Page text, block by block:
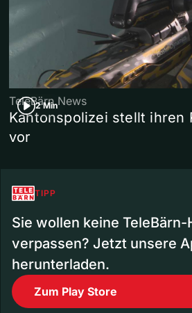
2 Min
TeleBärn News
Kantonspolizei stellt ihren
vor
TIPP
Sie wollen keine
verpassen? Jetzt unsere
herunterladen.
Zum Play Store